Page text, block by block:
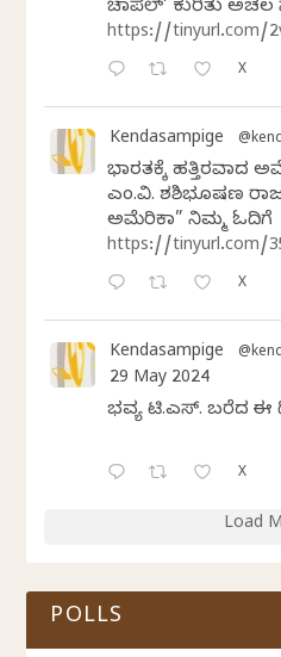
ಚಾಪೆಲ್’ ಕುರಿತು ಅಚಲ
https://tinyurl.com/
X
Kendasampige
ಭಾರತಕ್ಕೆ ಹತ್ತಿರವಾದ
ಎಂ.ವಿ. ಶಶಿಭೂಷಣ
ಅಮೆರಿಕಾ” ನಿಮ್ಮ ಓದಿಗೆ
https://tinyurl.com/
X
Kendasampige
29 May 2024
ಭವ್ಯ ಟಿ.ಎಸ್. ಬರೆದ ಈ
X
Load
POLLS